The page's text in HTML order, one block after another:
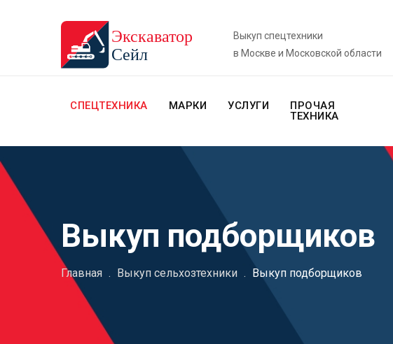
Выкуп спецтехники
в Москве и Московской области
СПЕЦТЕХНИКА МАРКИ УСЛУГИ
ПРОЧАЯ
ТЕХНИКА
Выкуп подборщиков
Главная . Выкуп сельхозтехники . Выкуп подборщиков